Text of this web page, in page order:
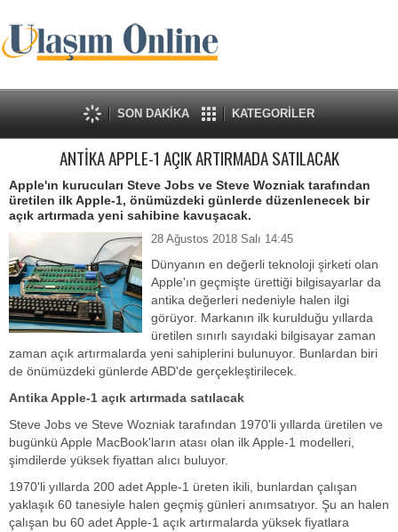
SON DAKİKA KATEGORİLER
ANTİKA APPLE-1 AÇIK ARTIRMADA SATILACAK
Apple'ın kurucuları Steve Jobs ve Steve Wozniak tarafından
üretilen ilk Apple-1, önümüzdeki günlerde düzenlenecek bir
açık artırmada yeni sahibine kavuşacak.
28 Ağustos 2018 Salı 14:45
Dünyanın en değerli teknoloji şirketi olan
Apple'ın geçmişte ürettiği bilgisayarlar da
antika değerleri nedeniyle halen ilgi
görüyor. Markanın ilk kurulduğu yıllarda
üretilen sınırlı sayıdaki bilgisayar zaman
zaman açık artırmalarda yeni sahiplerini bulunuyor. Bunlardan biri
de önümüzdeki günlerde ABD'de gerçekleştirilecek.
Antika Apple-1 açık artırmada satılacak
Steve Jobs ve Steve Wozniak tarafından 1970'li yıllarda üretilen ve
bugünkü Apple MacBook'ların atası olan ilk Apple-1 modelleri,
şimdilerde yüksek fiyattan alıcı buluyor.
1970'li yıllarda 200 adet Apple-1 üreten ikili, bunlardan çalışan
yaklaşık 60 tanesiyle halen geçmiş günleri anımsatıyor. Şu an halen
çalışan bu 60 adet Apple-1 açık artırmalarda yüksek fiyatlara